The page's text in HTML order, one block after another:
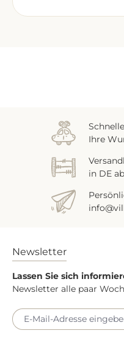
Ihre
in DE
Newsletter
Lassen Sie sich
Newsletter alle paar